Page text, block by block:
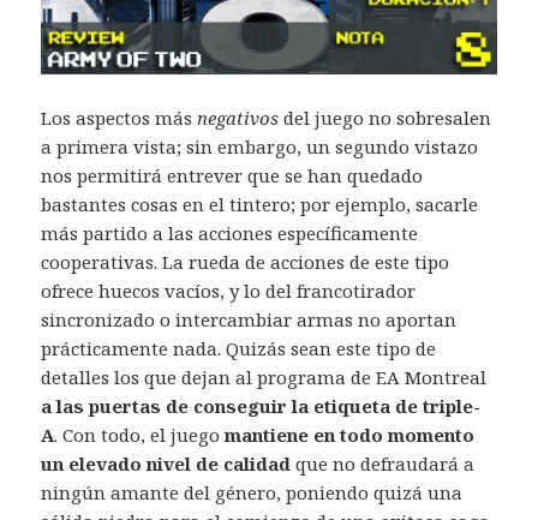
Los aspectos másnegativos del juego no sobresalen
a primera vista; sin embargo, un segundo vistazo
nos permitirá entrever que se han quedado
bastantes cosas en el tintero; por ejemplo, sacarle
más partido a las acciones específicamente
cooperativas. La rueda de acciones de este tipo
ofrece huecos vacíos, y lo del francotirador
sincronizado o intercambiar armas no aportan
prácticamente nada. Quizás sean este tipo de
detalles los que dejan al programa de EA Montreal
a las puertas de conseguir la etiqueta de triple-
A. Con todo, el juego mantiene en todo momento
un elevado nivel de calidad que no defraudará a
ningún amante del género, poniendo quizá una